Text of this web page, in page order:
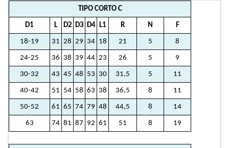
TIPO CORTO C
D1 L D2 D3 D4 L1 R N F
18-19 31 28 29 34 18 21 5 8
24-25 36 38 39 44 23 26 5 9
30-32 43 45 48 53 30 31,5 5 11
40-42 51 54 58 63 38 36,5 8 11
50-52 61 65 74 79 48 44,5 8 14
63 74 81 87 92 61 51 8 19